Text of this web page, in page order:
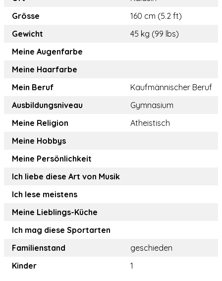
Grösse
160 cm (5.2 ft)
Gewicht
45 kg (99 lbs)
Meine Augenfarbe
Meine Haarfarbe
Mein Beruf
Kaufmännischer Beruf
Ausbildungsniveau
Gymnasium
Meine Religion
Atheistisch
Meine Hobbys
Meine Persönlichkeit
Ich liebe diese Art von Musik
Ich lese meistens
Meine Lieblings-Küche
Ich mag diese Sportarten
Familienstand
geschieden
Kinder
1